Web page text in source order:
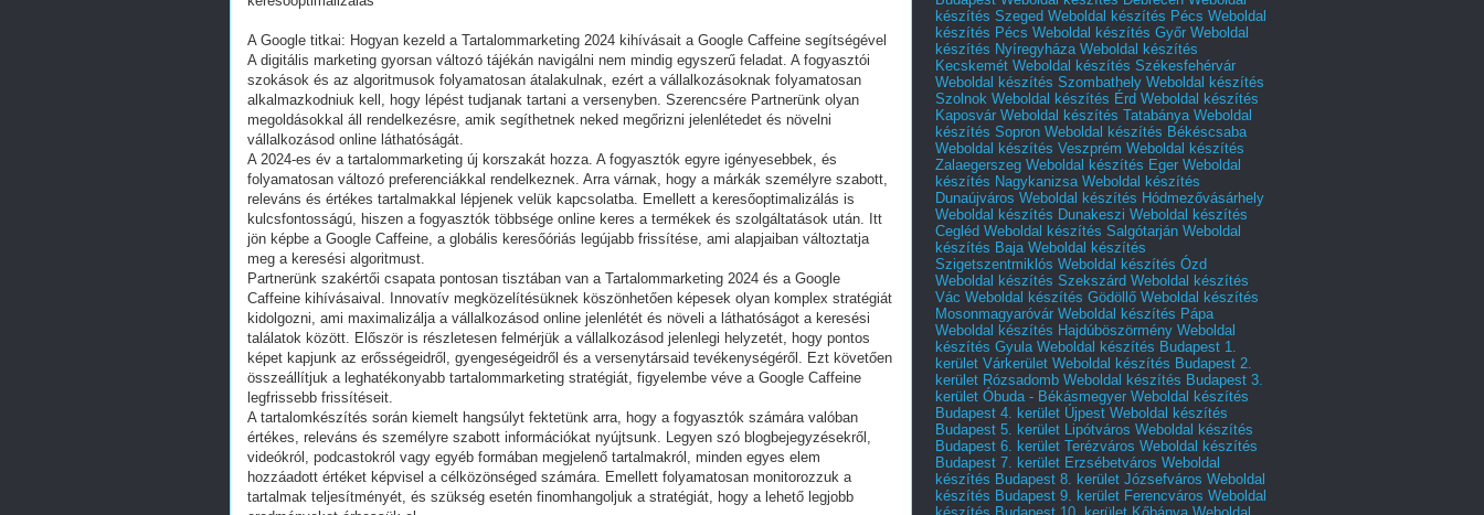
A Google titkai: Hogyan kezeld a Tartalommarketing 2024 kihívásait a Google Caffeine segítségével
A digitális marketing gyorsan változó tájékán navigálni nem mindig egyszerű feladat. A fogyasztói
szokások és az algoritmusok folyamatosan átalakulnak, ezért a vállalkozásoknak folyamatosan
alkalmazkodniuk kell, hogy lépést tudjanak tartani a versenyben. Szerencsére Partnerünk olyan
megoldásokkal áll rendelkezésre, amik segíthetnek neked megőrizni jelenlétedet és növelni
vállalkozásod online láthatóságát.
A 2024-es év a tartalommarketing új korszakát hozza. A fogyasztók egyre igényesebbek, és
folyamatosan változó preferenciákkal rendelkeznek. Arra várnak, hogy a márkák személyre szabott,
releváns és értékes tartalmakkal lépjenek velük kapcsolatba. Emellett a keresőoptimalizálás is
kulcsfontosságú, hiszen a fogyasztók többsége online keres a termékek és szolgáltatások után. Itt
jön képbe a Google Caffeine, a globális keresőóriás legújabb frissítése, ami alapjaiban változtatja
meg a keresési algoritmust.
Partnerünk szakértői csapata pontosan tisztában van a Tartalommarketing 2024 és a Google
Caffeine kihívásaival. Innovatív megközelítésüknek köszönhetően képesek olyan komplex stratégiát
kidolgozni, ami maximalizálja a vállalkozásod online jelenlétét és növeli a láthatóságot a keresési
találatok között. Először is részletesen felmérjük a vállalkozásod jelenlegi helyzetét, hogy pontos
képet kapjunk az erősségeidről, gyengeségeidről és a versenytársaid tevékenységéről. Ezt követően
összeállítjuk a leghatékonyabb tartalommarketing stratégiát, figyelembe véve a Google Caffeine
legfrissebb frissítéseit.
A tartalomkészítés során kiemelt hangsúlyt fektetünk arra, hogy a fogyasztók számára valóban
értékes, releváns és személyre szabott információkat nyújtsunk. Legyen szó blogbejegyzésekről,
videókról, podcastokról vagy egyéb formában megjelenő tartalmakról, minden egyes elem
hozzáadott értéket képvisel a célközönséged számára. Emellett folyamatosan monitorozzuk a
tartalmak teljesítményét, és szükség esetén finomhangoljuk a stratégiát, hogy a lehető legjobb
készítés Szeged Weboldal készítés Pécs Weboldal
készítés Pécs Weboldal készítés Győr Weboldal
készítés Nyíregyháza Weboldal készítés
Kecskemét Weboldal készítés Székesfehérvár
Weboldal készítés Szombathely Weboldal készítés
Szolnok Weboldal készítés Érd Weboldal készítés
Kaposvár Weboldal készítés Tatabánya Weboldal
készítés Sopron Weboldal készítés Békéscsaba
Weboldal készítés Veszprém Weboldal készítés
Zalaegerszeg Weboldal készítés Eger Weboldal
készítés Nagykanizsa Weboldal készítés
Dunaújváros Weboldal készítés Hódmezővásárhely
Weboldal készítés Dunakeszi Weboldal készítés
Cegléd Weboldal készítés Salgótarján Weboldal
készítés Baja Weboldal készítés
Szigetszentmiklós Weboldal készítés Ózd
Weboldal készítés Szekszárd Weboldal készítés
Vác Weboldal készítés Gödöllő Weboldal készítés
Mosonmagyaróvár Weboldal készítés Pápa
Weboldal készítés Hajdúböszörmény Weboldal
készítés Gyula Weboldal készítés Budapest 1.
kerület Várkerület Weboldal készítés Budapest 2.
kerület Rózsadomb Weboldal készítés Budapest 3.
kerület Óbuda - Békásmegyer Weboldal készítés
Budapest 4. kerület Újpest Weboldal készítés
Budapest 5. kerület Lipótváros Weboldal készítés
Budapest 6. kerület Terézváros Weboldal készítés
Budapest 7. kerület Erzsébetváros Weboldal
készítés Budapest 8. kerület Józsefváros Weboldal
készítés Budapest 9. kerület Ferencváros Weboldal
készítés Budapest 10. kerület Kőbánya Weboldal